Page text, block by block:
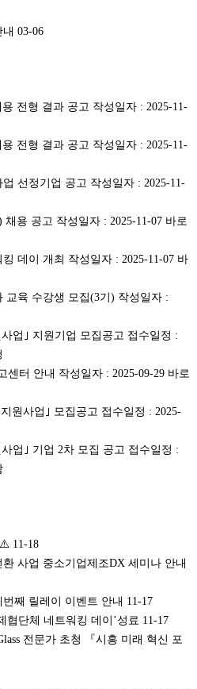
03-06
전형 결과 공고 작성일자 : 2025-11-
전형 결과 공고 작성일자 : 2025-11-
선정기업 공고 작성일자 : 2025-11-
용 공고 작성일자 : 2025-11-07 바로
데이 개최 작성일자 : 2025-11-07 바
교육 수강생 모집(3기) 작성일자 :
업｣ 지원기업 모집공고 접수일정 :
센터 안내 작성일자 : 2025-09-29 바로
원사업｣ 모집공고 접수일정 : 2025-
업｣ 기업 2차 모집 공고 접수일정 :
⚠️ 11-18
사업 중소기업제조DX 세미나 안내
번째 릴레이 이벤트 안내 11-17
협단체 네트워킹 데이’성료 11-17
전문가 초청 『시흥 미래 혁신 포